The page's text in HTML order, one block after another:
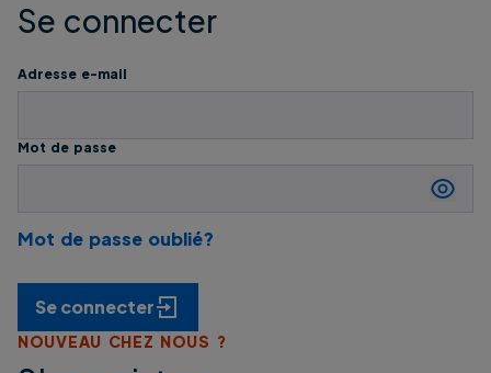
Se connecter
Adresse e-mail
Mot de passe
Mot de passe oublié?
Se connecter
NOUVEAU CHEZ NOUS ?